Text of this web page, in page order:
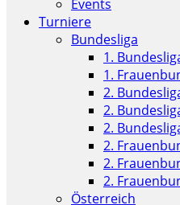
Events
Turniere
Bundesliga
1.
1.
2.
2.
2.
2.
2.
2.
Österreich